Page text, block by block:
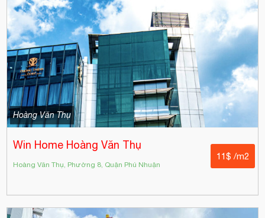
Hoàng Văn Thụ
Win Home Hoàng Văn Thụ
Hoàng Văn Thụ, Phường 8, Quận Phú Nhuận
11$ /m2